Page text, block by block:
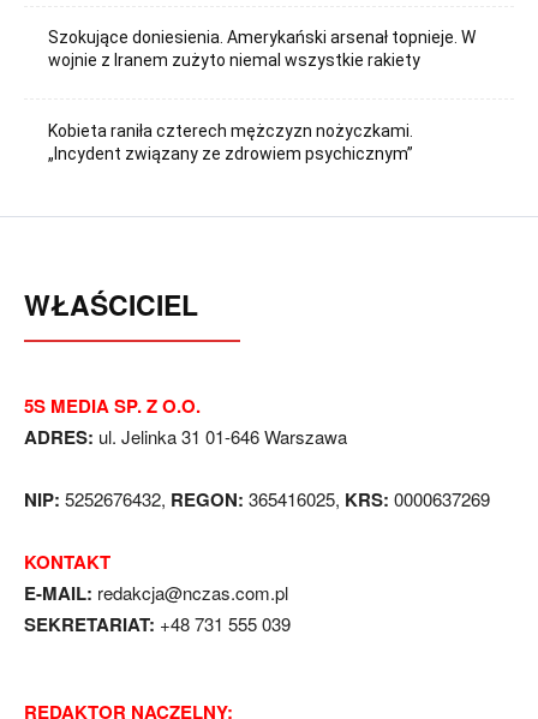
Szokujące doniesienia. Amerykański arsenał topnieje. W
wojnie z Iranem zużyto niemal wszystkie rakiety
Kobieta raniła czterech mężczyzn nożyczkami.
„Incydent związany ze zdrowiem psychicznym”
WŁAŚCICIEL
5S MEDIA SP. Z O.O.
ADRES: ul. Jelinka 31 01-646 Warszawa
NIP: 5252676432, REGON: 365416025, KRS: 0000637269
KONTAKT
E-MAIL: redakcja@nczas.com.pl
SEKRETARIAT: +48 731 555 039
REDAKTOR NACZELNY: